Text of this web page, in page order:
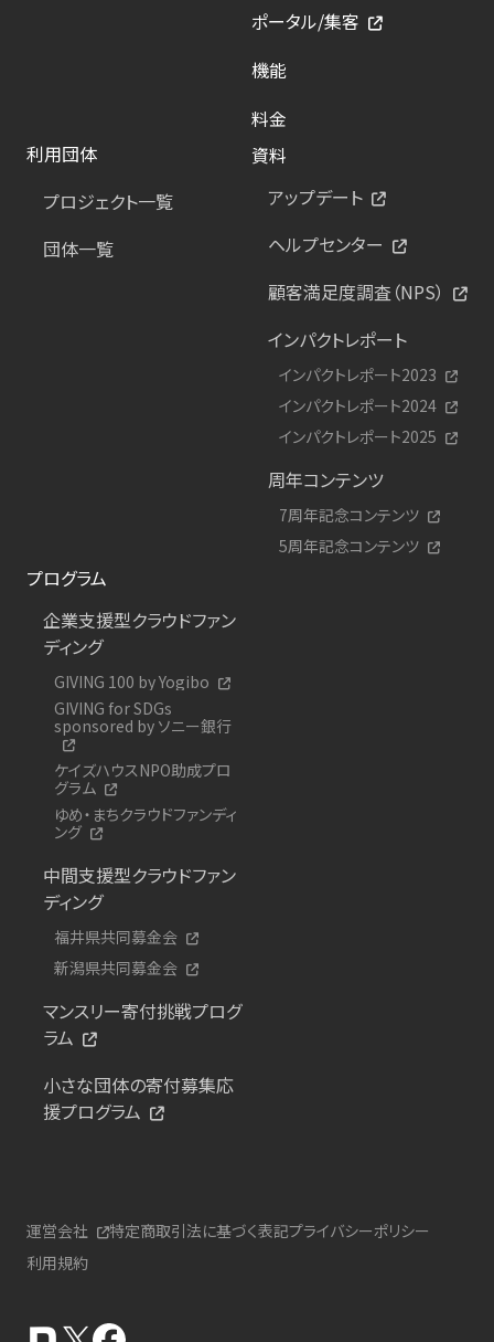
ポータル/集客
機能
料金
利用団体
プロジェクト一覧
団体一覧
資料
アップデート
ヘルプセンター
顧客満足度調査（NPS）
インパクトレポート
インパクトレポート2023
インパクトレポート2024
インパクトレポート2025
周年コンテンツ
7周年記念コンテンツ
5周年記念コンテンツ
プログラム
企業支援型クラウドファン
ディング
GIVING 100 by Yogibo
GIVING for SDGs
sponsored by ソニー銀行
ケイズハウスNPO助成プロ
グラム
ゆめ・まちクラウドファンディ
ング
中間支援型クラウドファン
ディング
福井県共同募金会
新潟県共同募金会
マンスリー寄付挑戦プログ
ラム
小さな団体の寄付募集応
援プログラム
運営会社 特定商取引法に基づく表記プライバシーポリシー
利用規約